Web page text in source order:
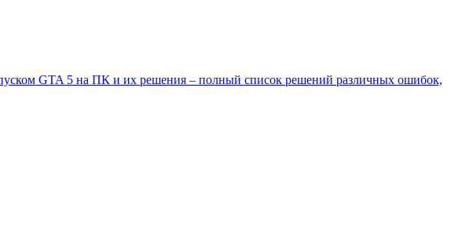
GTA 5 на ПК и их решения – полный список решений различных ошибок,